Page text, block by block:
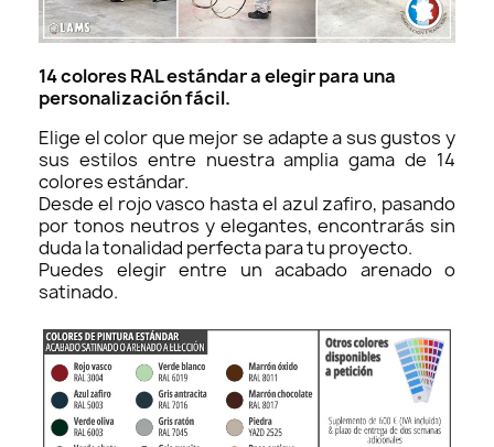
14 colores RAL estándar a elegir para una
personalización fácil.
Elige el color que mejor se adapte a sus gustos y
sus estilos entre nuestra amplia gama de 14
colores estándar.
Desde el rojo vasco hasta el azul zafiro, pasando
por tonos neutros y elegantes, encontrarás sin
duda la tonalidad perfecta para tu proyecto.
Puedes elegir entre un acabado arenado o
satinado.